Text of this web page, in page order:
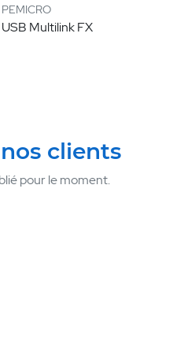
PEMICRO
USB Multilink FX
clients
pour le moment.